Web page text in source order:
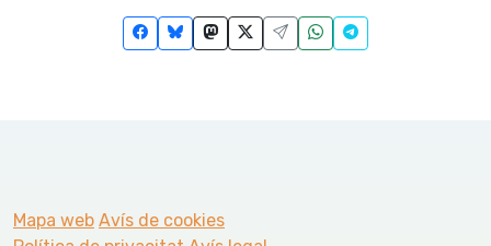
Mapa web Avís de cookies